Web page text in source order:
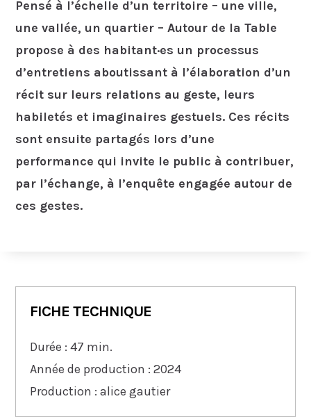
Pensé à l’échelle d’un territoire – une ville,
une vallée, un quartier – Autour de la Table
propose à des habitant·es un processus
d’entretiens aboutissant à l’élaboration d’un
récit sur leurs relations au geste, leurs
habiletés et imaginaires gestuels. Ces récits
sont ensuite partagés lors d’une
performance qui invite le public à contribuer,
par l’échange, à l’enquête engagée autour de
ces gestes.
FICHE TECHNIQUE
Durée : 47 min.
Année de production : 2024
Production : alice gautier